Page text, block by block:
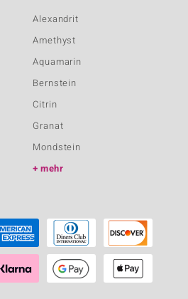
Alexandrit
Amethyst
Aquamarin
Bernstein
Citrin
Granat
Mondstein
mehr